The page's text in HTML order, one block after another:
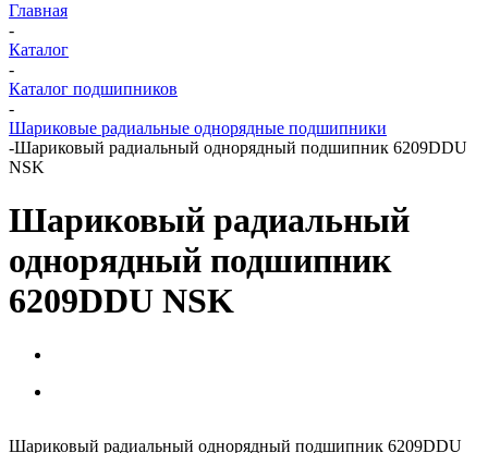
Главная
-
Каталог
-
Каталог подшипников
-
Шариковые радиальные однорядные подшипники
-Шариковый радиальный однорядный подшипник 6209DDU
NSK
Шариковый радиальный
однорядный подшипник
6209DDU NSK
Шариковый радиальный однорядный подшипник 6209DDU